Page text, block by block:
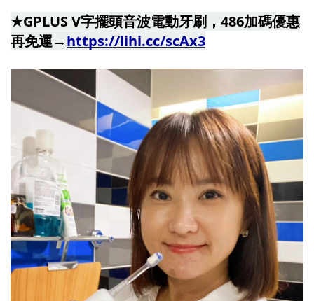
★GPLUS V字擺頭音波電動牙刷，486加碼優惠
再免運→https://lihi.cc/scAx3